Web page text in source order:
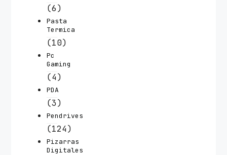
(6)
Pasta
Termica
(10)
Pc
Gaming
(4)
PDA
(3)
Pendrives
(124)
Pizarras
Digitales